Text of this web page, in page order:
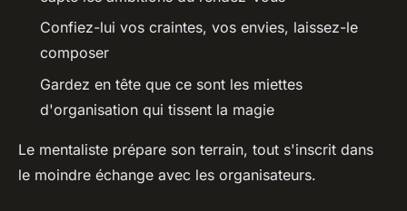
Confiez-lui vos craintes, vos envies, laissez-le
composer
Gardez en tête que ce sont les miettes
d'organisation qui tissent la magie
Le mentaliste prépare son terrain, tout s'inscrit dans
le moindre échange avec les organisateurs.